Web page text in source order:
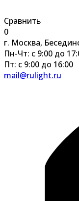
Сравнить
0
г. Москва,
Пн-Чт: с 9:00 до
Пт: с 9:00 до 16:00
mail@rulight.ru